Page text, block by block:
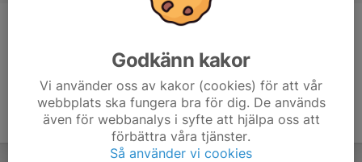
Godkänn kakor
Vi använder oss av kakor (cookies) för att vår
webbplats ska fungera bra för dig. De används
även för webbanalys i syfte att hjälpa oss att
förbättra våra tjänster.
Så använder vi cookies